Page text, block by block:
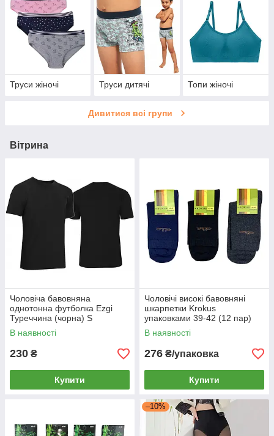
Труси жіночі Труси дитячі Топи жіночі
Дивитися всі групи
Вітрина
Чоловіча бавовняна
однотонна футболка Ezgi
Туреччина (чорна) S
В наявності
230 ₴
Купити
Чоловічі високі бавовняні
шкарпетки Krokus
упаковками 39-42 (12 пар)
В наявності
276 ₴/упаковка
Купити
–10%